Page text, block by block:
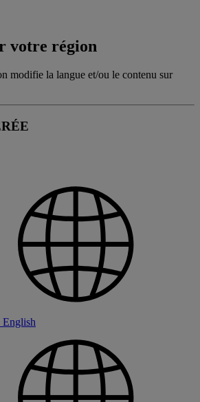
votre région
modifie la langue et/ou le contenu sur
English